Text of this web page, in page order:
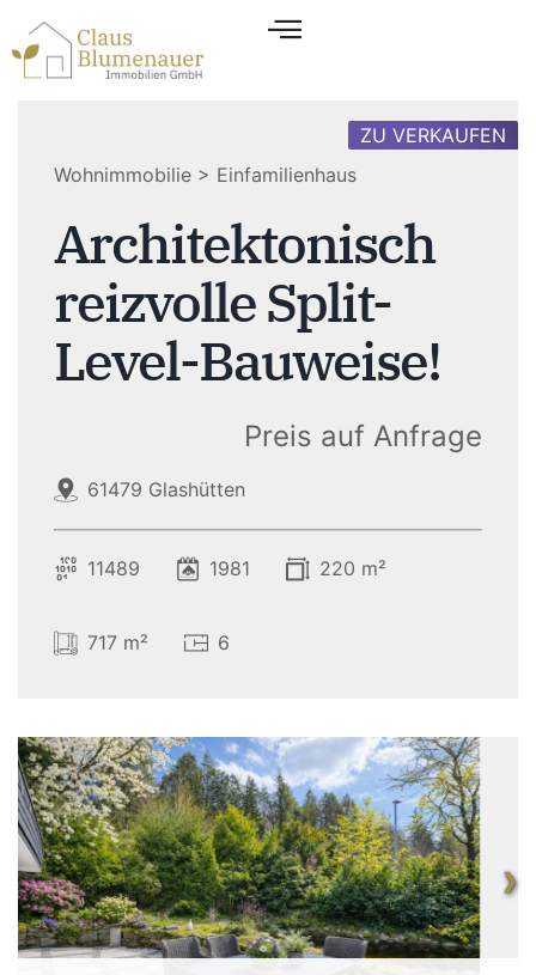
Wohnimmobilie > Einfamilienhaus
ZU VERKAUFEN
Architektonisch
reizvolle Split-
Level-Bauweise!
61479 Glashütten
Preis auf Anfrage
11489 1981 220 m²
717 m² 6
❯